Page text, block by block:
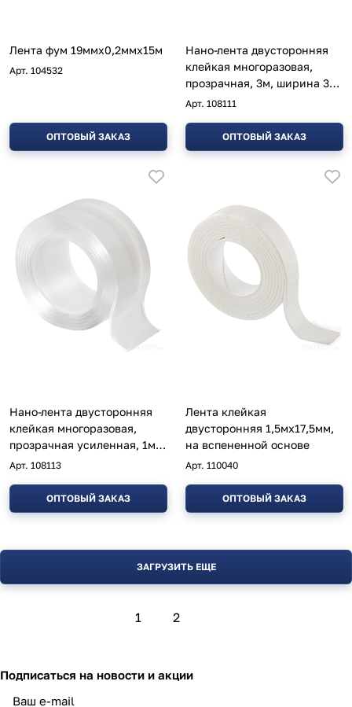
Лента фум 19ммх0,2ммх15м
Арт. 104532
ОПТОВЫЙ ЗАКАЗ
Нано-лента двусторонняя
клейкая многоразовая,
прозрачная, 3м, ширина 30
мм
Арт. 108111
ОПТОВЫЙ ЗАКАЗ
Нано-лента двусторонняя
клейкая многоразовая,
прозрачная усиленная, 1м,
ширина 30 мм
Арт. 108113
ОПТОВЫЙ ЗАКАЗ
Лента клейкая
двусторонняя 1,5мх17,5мм,
на вспененной основе
Арт. 110040
ОПТОВЫЙ ЗАКАЗ
ЗАГРУЗИТЬ ЕЩЕ
1 2
Подписаться на новости и акции